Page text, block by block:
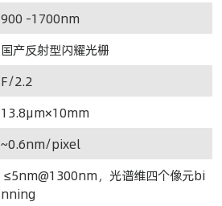
900 -1700nm
国产反射型闪耀光栅
F/2.2
13.8μm×10mm
~0.6nm/pixel
≤5nm@1300nm，光谱维四个像元bi
nning